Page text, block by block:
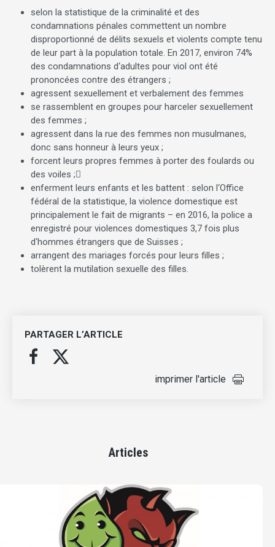
selon la statistique de la criminalité et des
condamnations pénales commettent un nombre
disproportionné de délits sexuels et violents compte tenu
de leur part à la population totale. En 2017, environ 74%
des condamnations d‘adultes pour viol ont été
prononcées contre des étrangers ;
agressent sexuellement et verbalement des femmes
se rassemblent en groupes pour harceler sexuellement
des femmes ;
agressent dans la rue des femmes non musulmanes,
donc sans honneur à leurs yeux ;
forcent leurs propres femmes à porter des foulards ou
des voiles ;
enferment leurs enfants et les battent : selon l‘Office
fédéral de la statistique, la violence domestique est
principalement le fait de migrants – en 2016, la police a
enregistré pour violences domestiques 3,7 fois plus
d‘hommes étrangers que de Suisses ;
arrangent des mariages forcés pour leurs filles ;
tolèrent la mutilation sexuelle des filles.
PARTAGER L’ARTICLE
imprimer l'article
Articles